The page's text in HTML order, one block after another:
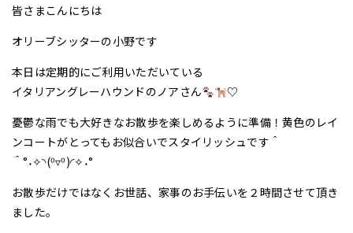
皆さまこんにちは
オリーブシッターの小野です
本日は定期的にご利用いただいている
イタリアングレーハウンドのノアさん
♡
憂鬱な雨でも大好きなお散歩を楽しめるように準備！黄色のレイ
ンコートがとってもお似合いでスタイリッシュです＾
＾°˖✧◝(⁰▿⁰)◜✧˖°
お散歩だけではなくお世話、家事のお手伝いを２時間させて頂き
ました。